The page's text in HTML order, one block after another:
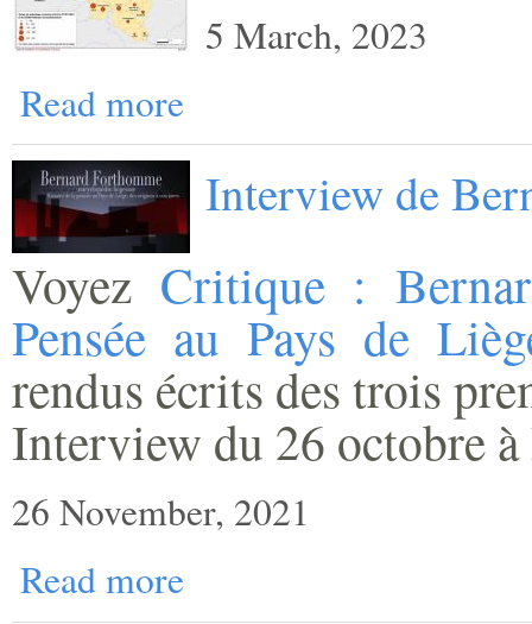
5 March, 2023
Read more
Interview de
Voyez Critique :
Pensée au Pays de
rendus écrits des trois
Interview du 26 octobre
26 November, 2021
Read more